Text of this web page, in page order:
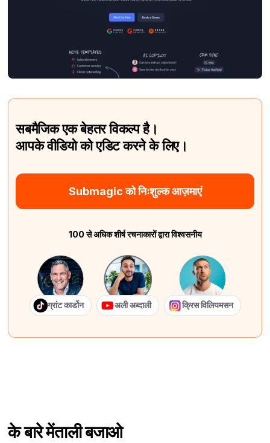
सबमैजिक एक बेहतर विकल्प है।
आपके वीडियो को एडिट करने के लिए।
Submagic को निःशुल्क आज़माएं
100 से अधिक शीर्ष रचनाकारों द्वारा विश्वसनीय
ग्रांट कार्डोन अली अब्दाली क्रिस विलियमसन
के बारे मेंताली बजाओ